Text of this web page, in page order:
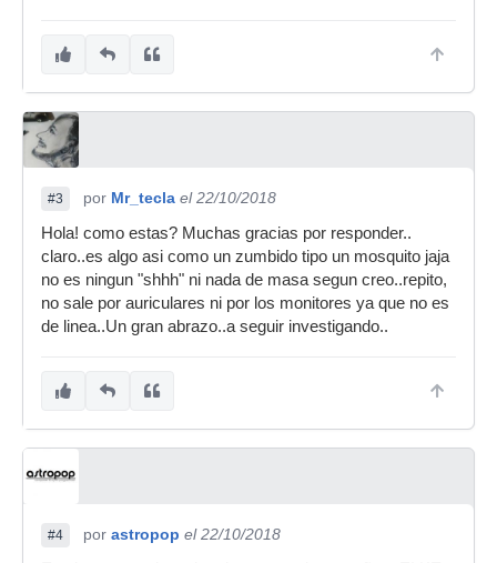
#3 por Mr_tecla el 22/10/2018
Hola! como estas? Muchas gracias por responder..
claro..es algo asi como un zumbido tipo un mosquito jaja
no es ningun "shhh" ni nada de masa segun creo..repito,
no sale por auriculares ni por los monitores ya que no es
de linea..Un gran abrazo..a seguir investigando..
#4 por astropop el 22/10/2018